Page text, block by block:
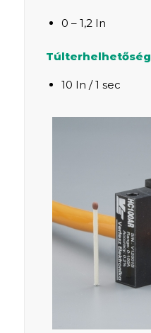
0 – 1,2 In
Túlterhelhetőség
10 In / 1 sec